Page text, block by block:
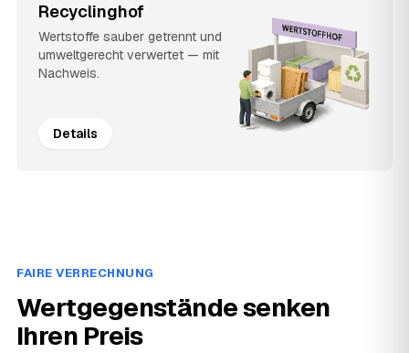
Recyclinghof
Wertstoffe sauber getrennt und
umweltgerecht verwertet — mit
Nachweis.
Details
FAIRE VERRECHNUNG
Wertgegenstände senken
Ihren Preis